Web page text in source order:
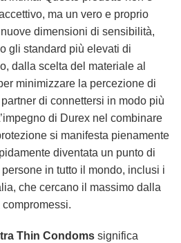
ma un vero e proprio
dimensioni di sensibilità,
gli standard più elevati di
dalla scelta del materiale al
minimizzare la percezione di
di connettersi in modo più
di Durex nel combinare
si manifesta pienamente
diventata un punto di
in tutto il mondo, inclusi i
che cercano il massimo dalla
Thin Condoms significa